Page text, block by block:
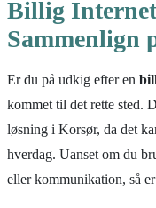
Billig
Sammenlign
Er du på udkig efter en
kommet til det rette sted.
løsning i Korsør, da det
hverdag. Uanset om du
eller kommunikation, så